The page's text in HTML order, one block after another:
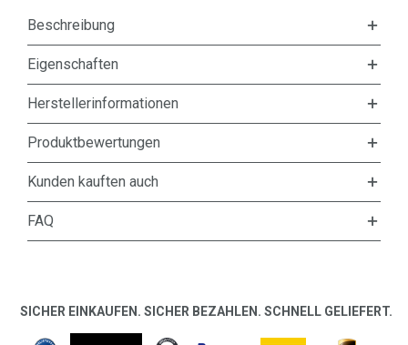
Beschreibung
Eigenschaften
Herstellerinformationen
Produktbewertungen
Kunden kauften auch
FAQ
SICHER EINKAUFEN. SICHER BEZAHLEN. SCHNELL GELIEFERT.